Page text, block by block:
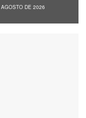
DE 2026